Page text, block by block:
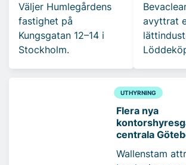
Väljer Humlegårdens
fastighet på
Kungsgatan 12–14 i
Stockholm.
avyttrat
UTHYRNING
Flera nya
centrala
Wallenstam